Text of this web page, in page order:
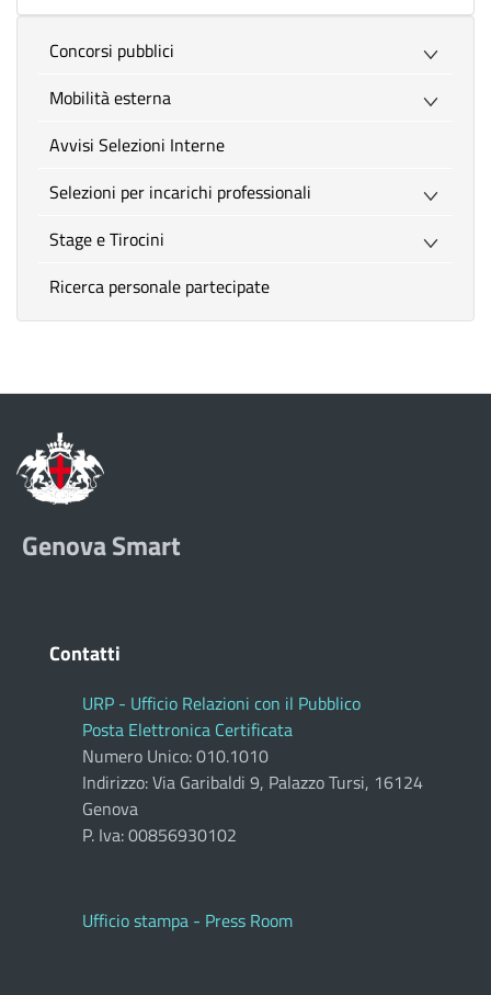
Concorsi pubblici
Mobilità esterna
Avvisi Selezioni Interne
Selezioni per incarichi professionali
Stage e Tirocini
Ricerca personale partecipate
Genova Smart
Contatti
URP - Ufficio Relazioni con il Pubblico
Posta Elettronica Certificata
Numero Unico: 010.1010
Indirizzo: Via Garibaldi 9, Palazzo Tursi, 16124
Genova
P. Iva: 00856930102
Ufficio stampa - Press Room